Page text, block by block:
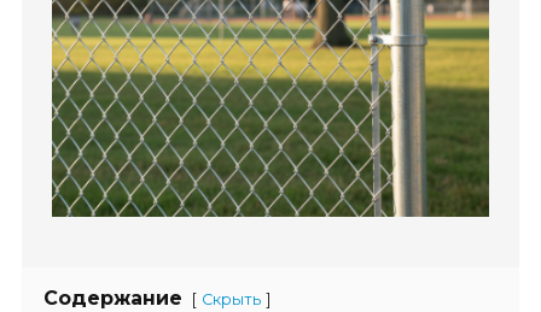
Содержание [ Скрыть ]